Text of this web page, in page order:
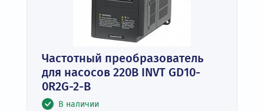
Частотный преобразователь
для насосов 220В INVT GD10-
0R2G-2-B
В наличии